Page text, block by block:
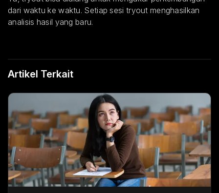
dari waktu ke waktu. Setiap sesi tryout menghasilkan
analisis hasil yang baru.
Artikel Terkait